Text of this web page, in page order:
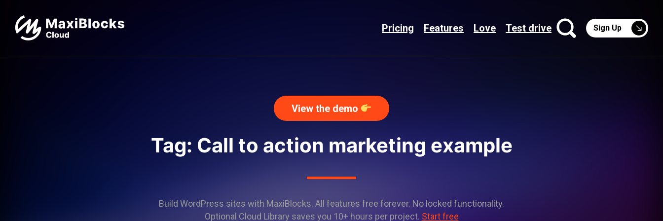
Pricing Features Love Test drive Sign Up
View the demo
Tag: Call to action marketing example
Build WordPress sites with MaxiBlocks. All features free forever. No locked functionality.
Optional Cloud Library saves you 10+ hours per project. Start free